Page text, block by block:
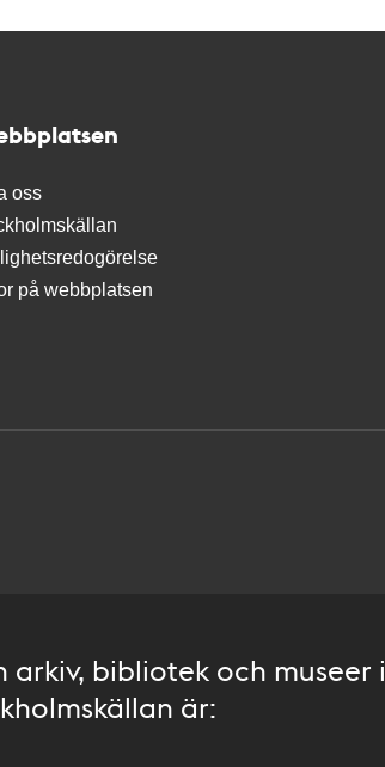
oss
på webbplatsen
bibliotek och museer i
är: